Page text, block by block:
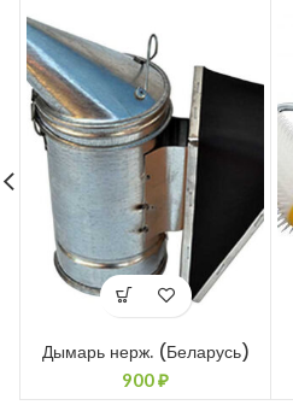
Дымарь нерж. (Беларусь)
900₽